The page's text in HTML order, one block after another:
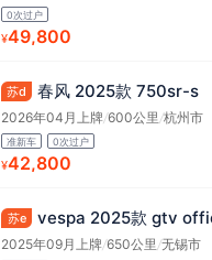
0次过户
¥49,800
苏d 春风 2025款 750sr-s
2026年04月上牌/600公里 /杭州市
准新车 0次过户
¥42,800
苏e vespa 2025款 gtv
2025年09月上牌/650公里 /无锡市